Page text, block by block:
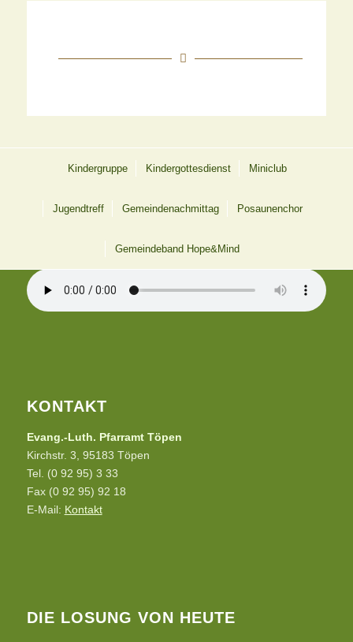
Kindergruppe Kindergottesdienst Miniclub
Jugendtreff Gemeindenachmittag Posaunenchor
Gemeindeband Hope&Mind
12 UHR LÄUTEN AUS TÖPEN
KONTAKT
Evang.-Luth. Pfarramt Töpen
Kirchstr. 3, 95183 Töpen
Tel. (0 92 95) 3 33
Fax (0 92 95) 92 18
E-Mail: Kontakt
DIE LOSUNG VON HEUTE